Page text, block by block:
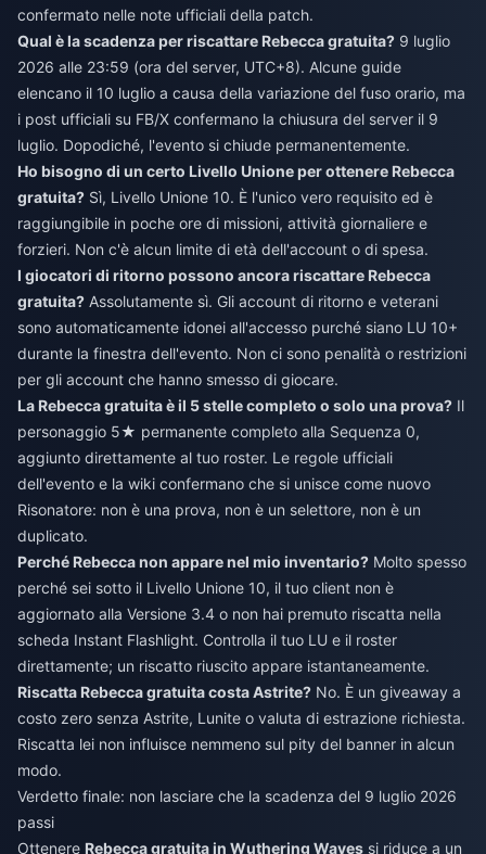
confermato nelle note ufficiali della patch.
Qual è la scadenza per riscattare Rebecca gratuita? 9 luglio
2026 alle 23:59 (ora del server, UTC+8). Alcune guide
elencano il 10 luglio a causa della variazione del fuso orario, ma
i post ufficiali su FB/X confermano la chiusura del server il 9
luglio. Dopodiché, l'evento si chiude permanentemente.
Ho bisogno di un certo Livello Unione per ottenere Rebecca
gratuita? Sì, Livello Unione 10. È l'unico vero requisito ed è
raggiungibile in poche ore di missioni, attività giornaliere e
forzieri. Non c'è alcun limite di età dell'account o di spesa.
I giocatori di ritorno possono ancora riscattare Rebecca
gratuita? Assolutamente sì. Gli account di ritorno e veterani
sono automaticamente idonei all'accesso purché siano LU 10+
durante la finestra dell'evento. Non ci sono penalità o restrizioni
per gli account che hanno smesso di giocare.
La Rebecca gratuita è il 5 stelle completo o solo una prova? Il
personaggio 5★ permanente completo alla Sequenza 0,
aggiunto direttamente al tuo roster. Le regole ufficiali
dell'evento e la wiki confermano che si unisce come nuovo
Risonatore: non è una prova, non è un selettore, non è un
duplicato.
Perché Rebecca non appare nel mio inventario? Molto spesso
perché sei sotto il Livello Unione 10, il tuo client non è
aggiornato alla Versione 3.4 o non hai premuto riscatta nella
scheda Instant Flashlight. Controlla il tuo LU e il roster
direttamente; un riscatto riuscito appare istantaneamente.
Riscatta Rebecca gratuita costa Astrite? No. È un giveaway a
costo zero senza Astrite, Lunite o valuta di estrazione richiesta.
Riscatta lei non influisce nemmeno sul pity del banner in alcun
modo.
Verdetto finale: non lasciare che la scadenza del 9 luglio 2026
passi
Ottenere Rebecca gratuita in Wuthering Waves si riduce a un